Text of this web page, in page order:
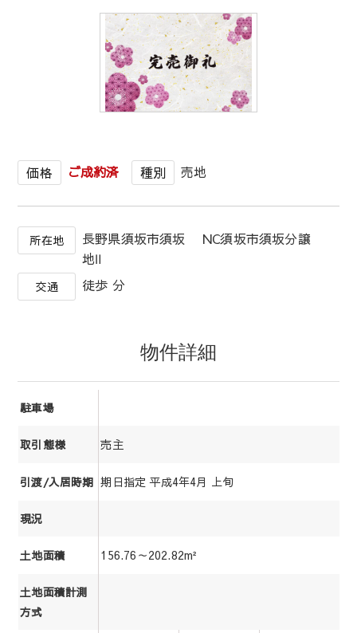
1/1
価格 ご成約済 種別 売地
所在地
長野県須坂市須坂 NC須坂市須坂分譲
地Ⅱ
交通 徒歩 分
物件詳細
駐車場
取引態様 売主
引渡/入居時期 期日指定 平成4年4月 上旬
現況
土地面積 156.76～202.82m²
土地面積計測
方式